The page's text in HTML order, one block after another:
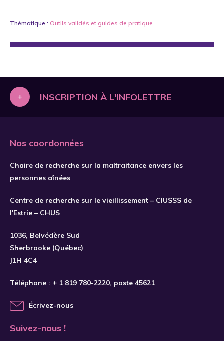
Thématique : Outils validés et guides de pratique
+ INSCRIPTION À L'INFOLETTRE
Nos coordonnées
Chaire de recherche sur la maltraitance envers les
personnes aînées
Centre de recherche sur le vieillissement – CIUSSS de
l'Estrie – CHUS
1036, Belvédère Sud
Sherbrooke (Québec)
J1H 4C4
Téléphone : + 1 819 780-2220, poste 45621
Écrivez-nous
Suivez-nous !